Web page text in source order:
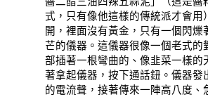
式，只有像他這樣的傳統派才會用
開，裡面沒有黃金，只有一個閃爍
芒的儀器。這儀器很像一個老式的
部插著一根彎曲的、像韭菜一樣的
著拿起儀器，按下通話鈕。儀器
的電流聲，接著傳來一陣高八度、